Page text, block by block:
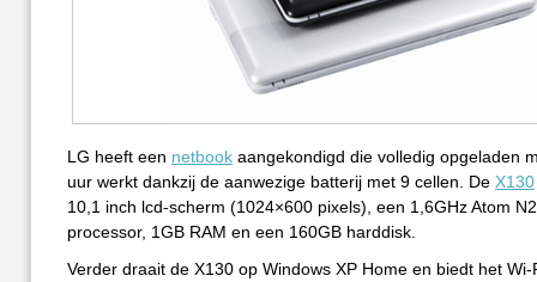
LG heeft een netbook aangekondigd die volledig opgeladen
uur werkt dankzij de aanwezige batterij met 9 cellen. De X130
10,1 inch lcd-scherm (1024×600 pixels), een 1,6GHz Atom
processor, 1GB RAM en een 160GB harddisk.
Verder draait de X130 op Windows XP Home en biedt het Wi-